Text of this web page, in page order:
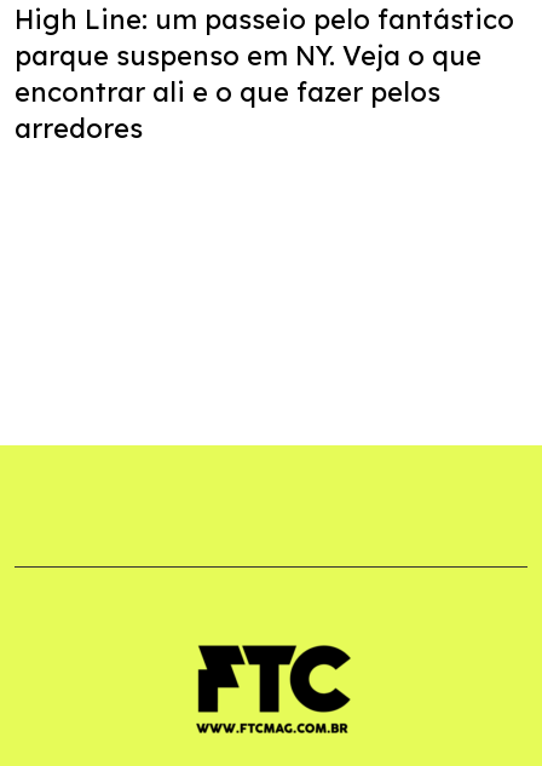
High Line: um passeio pelo fantástico
parque suspenso em NY. Veja o que
encontrar ali e o que fazer pelos
arredores